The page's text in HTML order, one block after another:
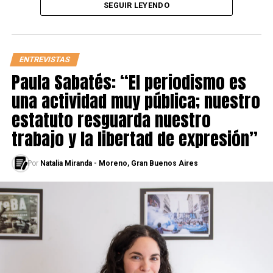
divierte esta situación: “Eso es actuar bien”, dice con
había llamado la atención de varios directores en
papeles similares antes de conseguir el rol que, sin
buscarlo, le cambiaría la vida.
Ver esta publicación en Instagram
SEGUIR LEYENDO
ENTREVISTAS
Paula Sabatés: “El periodismo es
una actividad muy pública; nuestro
estatuto resguarda nuestro
trabajo y la libertad de expresión”
Por Natalia Miranda - Moreno, Gran Buenos Aires